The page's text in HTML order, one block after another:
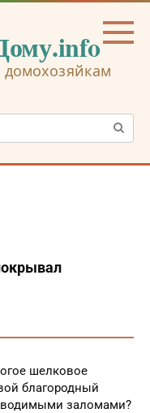
домохозяйкам
шелковое
благородный
заломами?